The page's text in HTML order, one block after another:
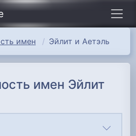
имен Эйлит и Аетэль
имен Эйлит